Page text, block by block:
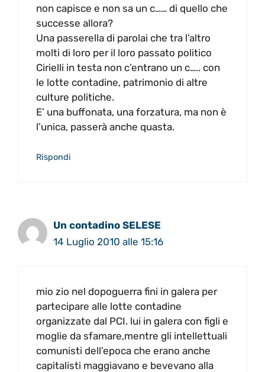
non capisce e non sa un c…… di quello che
successe allora?
Una passerella di parolai che tra l’altro
molti di loro per il loro passato politico
Cirielli in testa non c’entrano un c….. con
le lotte contadine, patrimonio di altre
culture politiche.
E’ una buffonata, una forzatura, ma non è
l’unica, passerà anche quasta.
Rispondi
Un contadino SELESE
14 Luglio 2010 alle 15:16
mio zio nel dopoguerra fini in galera per
partecipare alle lotte contadine
organizzate dal PCI. lui in galera con figli e
moglie da sfamare,mentre gli intellettuali
comunisti dell’epoca che erano anche
capitalisti maggiavano e bevevano alla